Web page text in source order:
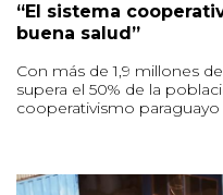
“El sistema
buena salud”
Con más de 1,9 millones
supera el 50% de la
cooperativismo paraguayo